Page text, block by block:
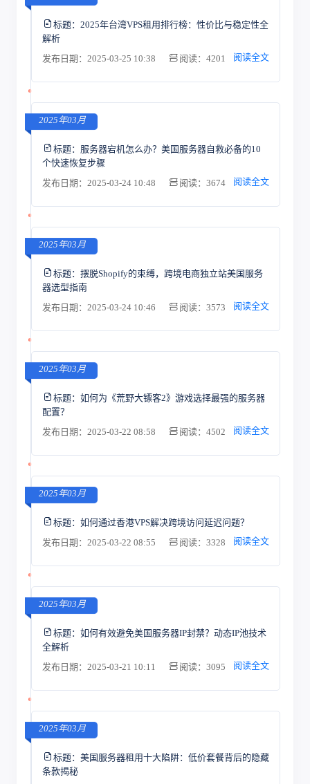
标题： 2025年台湾VPS租用排行榜：性价比与稳定性全
解析
发布日期：2025-03-25 10:38
阅读：4201 阅读全文
2025年03月
标题： 服务器宕机怎么办？美国服务器自救必备的10
个快速恢复步骤
发布日期：2025-03-24 10:48
阅读：3674 阅读全文
2025年03月
标题： 摆脱Shopify的束缚，跨境电商独立站美国服务
器选型指南
发布日期：2025-03-24 10:46
阅读：3573 阅读全文
2025年03月
标题： 如何为《荒野大镖客2》游戏选择最强的服务器
配置？
发布日期：2025-03-22 08:58
阅读：4502 阅读全文
2025年03月
标题： 如何通过香港VPS解决跨境访问延迟问题？
发布日期：2025-03-22 08:55
阅读：3328 阅读全文
2025年03月
标题： 如何有效避免美国服务器IP封禁？动态IP池技术
全解析
发布日期：2025-03-21 10:11
阅读：3095 阅读全文
2025年03月
标题： 美国服务器租用十大陷阱：低价套餐背后的隐藏
条款揭秘